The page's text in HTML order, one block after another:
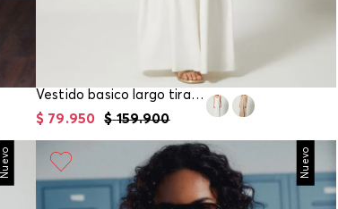
Vestido basico largo tiras para mujer
$ 159.900
$ 79.950
Nuevo Nuevo